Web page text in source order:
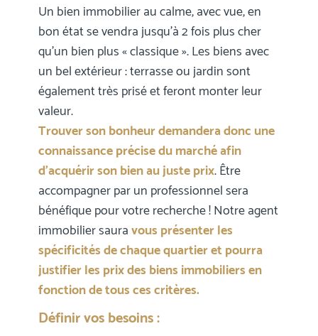
Un bien immobilier au calme, avec vue, en
bon état se vendra jusqu’à 2 fois plus cher
qu’un bien plus « classique ». Les biens avec
un bel extérieur : terrasse ou jardin sont
également très prisé et feront monter leur
valeur.
Trouver son bonheur demandera donc une
connaissance précise du marché afin
d’acquérir son bien au juste prix. Être
accompagner par un professionnel sera
bénéfique pour votre recherche ! Notre agent
immobilier sauravous présenter les
spécificités de chaque quartier et pourra
justifier les prix des biens immobiliers en
fonction de tous ces critères.
Définir vos besoins :